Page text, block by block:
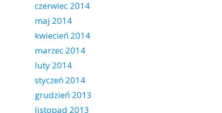
czerwiec 2014
maj 2014
kwiecień 2014
marzec 2014
luty 2014
styczeń 2014
grudzień 2013
listopad 2013